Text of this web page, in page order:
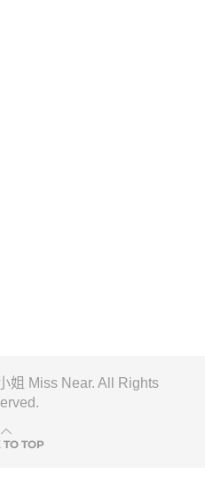
姐 Miss Near. All Rights
TO TOP